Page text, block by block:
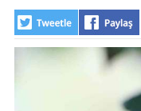
GÜNDEM
SİYASET